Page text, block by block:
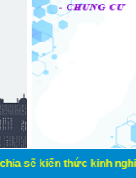
kinh nghiệm